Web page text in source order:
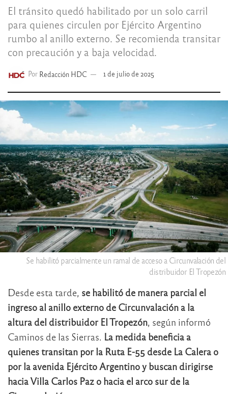
El tránsito quedó habilitado por un solo carril
para quienes circulen por Ejército Argentino
rumbo al anillo externo. Se recomienda transitar
con precaución y a baja velocidad.
Por Redacción HDC 1 de julio de 2025
Se habilitó parcialmente un ramal de acceso a Circunvalación del
distribuidor El Tropezón
Desde esta tarde, se habilitó de manera parcial el
ingreso al anillo externo de Circunvalación a la
altura del distribuidor El Tropezón, según informó
Caminos de las Sierras. La medida beneficia a
quienes transitan por la Ruta E-55 desde La Calera o
por la avenida Ejército Argentino y buscan dirigirse
hacia Villa Carlos Paz o hacia el arco sur de la